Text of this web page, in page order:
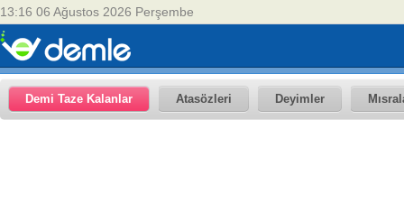
13:16 06 Ağustos 2026 Perşembe
Demi Taze Kalanlar Atasözleri Deyimler